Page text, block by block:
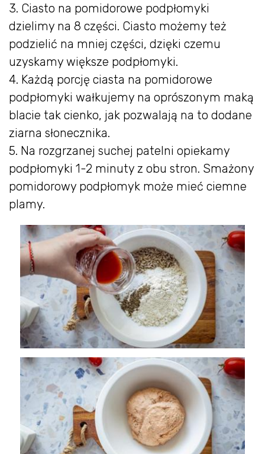
3. Ciasto na pomidorowe podpłomyki
dzielimy na 8 części. Ciasto możemy też
podzielić na mniej części, dzięki czemu
uzyskamy większe podpłomyki.
4. Każdą porcję ciasta na pomidorowe
podpłomyki wałkujemy na oprószonym maką
blacie tak cienko, jak pozwalają na to dodane
ziarna słonecznika.
5. Na rozgrzanej suchej patelni opiekamy
podpłomyki 1-2 minuty z obu stron. Smażony
pomidorowy podpłomyk może mieć ciemne
plamy.